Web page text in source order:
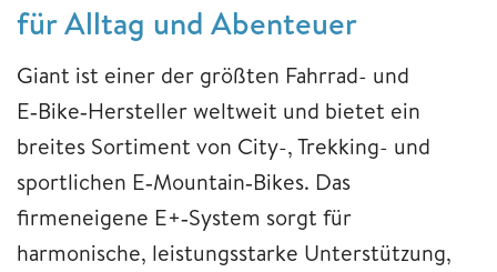
für Alltag und Abenteuer
Giant ist einer der größten Fahrrad- und
E‑Bike‑Hersteller weltweit und bietet ein
breites Sortiment von City-, Trekking- und
sportlichen E‑Mountain‑Bikes. Das
firmeneigene E+‑System sorgt für
harmonische, leistungsstarke Unterstützung,